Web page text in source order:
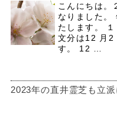
こんにちは。
なりました。
たします。
文分は12 月2
す。 12 …
2023年の直井霊芝も立